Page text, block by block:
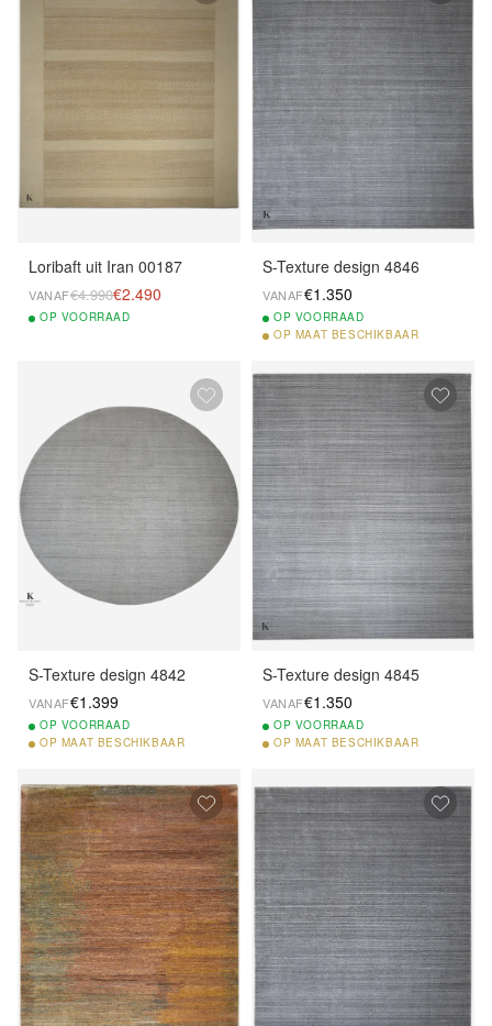
Loribaft uit Iran 00187
VANAF€4.990€2.490
OP VOORRAAD
S-Texture design 4846
VANAF€1.350
OP VOORRAAD
OP MAAT BESCHIKBAAR
S-Texture design 4842
VANAF€1.399
OP VOORRAAD
OP MAAT BESCHIKBAAR
S-Texture design 4845
VANAF€1.350
OP VOORRAAD
OP MAAT BESCHIKBAAR